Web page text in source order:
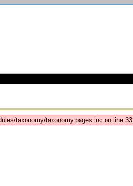
taxonomy/taxonomy.pages.inc on line 33.